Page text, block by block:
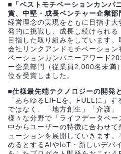
■「ベストモチベーションカンパ
賞、中堅・成長ベンチャー企業部
経営理念の実現をともに目指す大
発的に挑戦し、成長し続けられ
目指した取り組みをしています
会社リンクアンドモチベーショ
ベーションカンパニーアワード
ー企業部門（従業員2,000名未満
位を受賞しました。
■仕様最先端テクノロジーの開発
「あらゆるLIFEを、FULLに」
ではなく、「地方創生」「介護
様々な分野で「ライフデータベ
中からユーザーの特徴に合わせて
ューションを展開していきます
めるとするAIやIoT・新しいデバ